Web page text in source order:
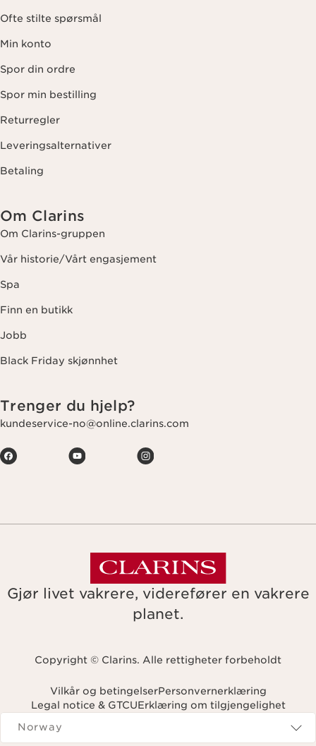
Ofte stilte spørsmål
Min konto
Spor din ordre
Spor min bestilling
Returregler
Leveringsalternativer
Betaling
Om Clarins
Om Clarins-gruppen
Vår historie/Vårt engasjement
Spa
Finn en butikk
Jobb
Black Friday skjønnhet
Trenger du hjelp?
kundeservice-no@online.clarins.com
Gjør livet vakrere, viderefører en vakrere
planet.
Copyright © Clarins. Alle rettigheter forbeholdt
Vilkår og betingelserPersonvernerklæring
Legal notice & GTCUErklæring om tilgjengelighet
Navigates to
Norway